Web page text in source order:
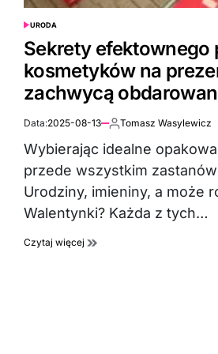
POSTED
IN
URODA
Sekrety efektownego
kosmetyków na
zachwycą
Data:2025-08-13 Autor:
Tomasz Wasylewicz
Wybierając idealne
przede wszystkim
Urodziny, imieniny, a może
Walentynki? Każda z tych…
Czytaj więcej